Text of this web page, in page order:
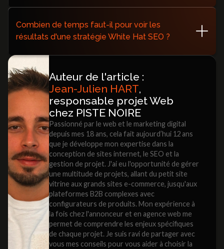
évite les sanctions des moteurs de recherche et renforce
la réputation de votre entreprise.
Combien de temps faut-il pour voir les
résultats d'une stratégie White Hat SEO ?
Les résultats peuvent prendre plusieurs mois, mais ils
sont souvent plus stables et durables que ceux obtenus
par des techniques moins éthiques.
Auteur de l'article :
Jean-Julien HART,
responsable projet Web
chez PISTE NOIRE
Passionné par le web et le marketing digital
depuis mes 18 ans, cela fait aujourd’hui 12 ans
que je développe mon expertise dans la
conception de sites internet, le SEO et la
gestion de projet. J'ai eu l'opportunité de gérer
une multitude de projets, allant du petit site
vitrine aux grands sites e-commerce, jusqu'aux
plateformes B2B complexes avec
configurateurs de produits. Mon expérience à
la fois chez l'annonceur et en agence web me
permet de comprendre les enjeux spécifiques
de chaque projet. Je suis ravi de partager avec
vous mes conseils pour vous aider à choisir la